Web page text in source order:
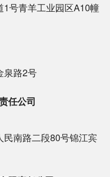
1号青羊工业园区A10幢
泉路2号
任公司
民南路二段80号锦江宾